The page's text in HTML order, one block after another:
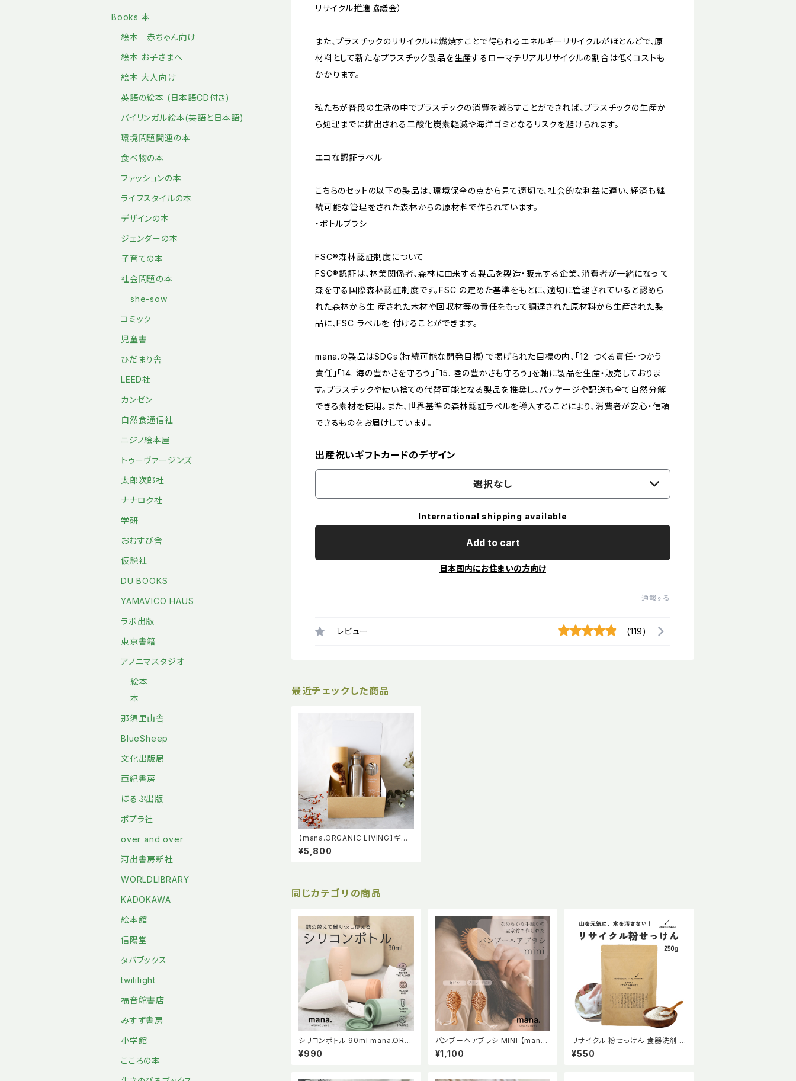
リサイクル推進協議会）
また、プラスチックのリサイクルは燃焼すことで得られるエネルギーリサイクルがほとんどで、原
材料として新たなプラスチック製品を生産するローマテリアルリサイクルの割合は低くコストも
かかります。
私たちが普段の生活の中でプラスチックの消費を減らすことができれば、プラスチックの生産か
ら処理までに排出される二酸化炭素軽減や海洋ゴミとなるリスクを避けられます。
エコな認証ラベル
こちらのセットの以下の製品は、環境保全の点から見て適切で、社会的な利益に適い、経済も継
続可能な管理をされた森林からの原材料で作られています。
・ボトルブラシ
FSC®森林認証制度について
FSC®認証は、林業関係者、森林に由来する製品を製造・販売する企業、消費者が一緒になっ て
森を守る国際森林認証制度です。FSC の定めた基準をもとに、適切に管理されていると認めら
れた森林から生 産された木材や回収材等の責任をもって調達された原材料から生産された製
品に、FSC ラベルを 付けることができます。
mana.の製品はSDGs（持続可能な開発目標）で掲げられた目標の内、「12. つくる責任・つかう
責任」「14. 海の豊かさを守ろう」「15. 陸の豊かさも守ろう」を軸に製品を生産・販売しておりま
す。プラスチックや使い捨ての代替可能となる製品を推奨し、パッケージや配送も全て自然分解
できる素材を使用。また、世界基準の森林認証ラベルを導入することにより、消費者が安心・信頼
できるものをお届けしています。
出産祝いギフトカードのデザイン
選択なし
International shipping available
Add to cart
日本国内にお住まいの方向け
通報する
レビュー (119)
最近チェックした商品
【mana.ORGANIC LIVING】ギフト
D. お出かけボトルセット
¥5,800
同じカテゴリの商品
シリコンボトル 90ml mana.ORG
ANIC LIVING マナ マナオーガニッ
クリビング 詰め替え シリコン製 ボ
¥990
バンブーヘアブラシ MINI 【mana.
ORGANIC LIVING】
¥1,100
リサイクル 粉せっけん 食器洗剤 香
料不使用 純石けん分 弱アルカリ性
ナチュラル エコ エシカル quanto
¥550
Books 本
絵本 赤ちゃん向け
絵本 お子さまへ
絵本 大人向け
英語の絵本 (日本語CD付き)
バイリンガル絵本(英語と日本語)
環境問題関連の本
食べ物の本
ファッションの本
ライフスタイルの本
デザインの本
ジェンダーの本
子育ての本
社会問題の本
she-sow
コミック
児童書
ひだまり舎
LEED社
カンゼン
自然食通信社
ニジノ絵本屋
トゥーヴァージンズ
太郎次郎社
ナナロク社
学研
おむすび舎
仮説社
DU BOOKS
YAMAVICO HAUS
ラボ出版
東京書籍
アノニマスタジオ
絵本
本
那須里山舎
BlueSheep
文化出版局
亜紀書房
ほるぷ出版
ポプラ社
over and over
河出書房新社
WORLDLIBRARY
KADOKAWA
絵本館
信陽堂
タバブックス
twililight
福音館書店
みすず書房
小学館
こころの本